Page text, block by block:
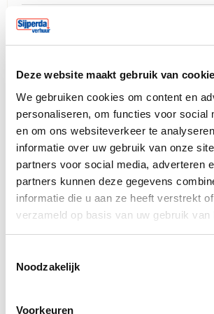
Deze website maakt gebruik van
We gebruiken cookies om content en
personaliseren, om functies voor social
en om ons websiteverkeer te
informatie over uw gebruik van onze
partners voor social media, adverteren
partners kunnen deze gegevens
informatie die u aan ze heeft verstrekt
verzameld op basis van uw gebruik van
Noodzakelijk
Voorkeuren
Beitel steenbikmachine 140x18
mm.
Subtotaal € 127,00
Verzekering 8%
€ 5,68 Wat is
Totaal
€ 132,68
€ 160,54 incl.